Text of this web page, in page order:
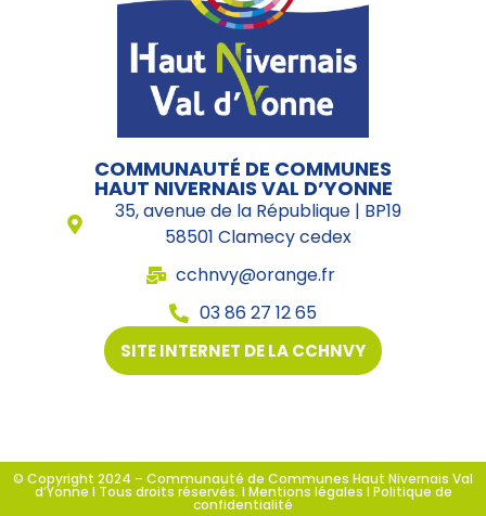
COMMUNAUTÉ DE COMMUNES
HAUT NIVERNAIS VAL D’YONNE
35, avenue de la République | BP19
58501 Clamecy cedex
cchnvy@orange.fr
03 86 27 12 65
SITE INTERNET DE LA CCHNVY
© Copyright 2024 – Communauté de Communes Haut Nivernais Val
d’Yonne I Tous droits réservés. I Mentions légales I Politique de
confidentialité